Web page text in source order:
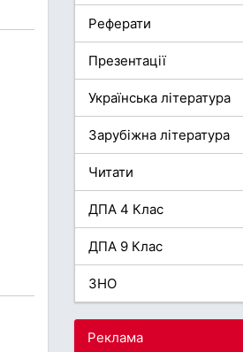
Реферати
Презентації
Українська література
Зарубіжна література
Читати
ДПА 4 Клас
ДПА 9 Клас
ЗНО
Реклама